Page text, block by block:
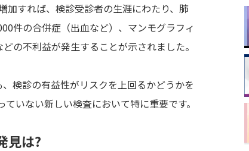
加すれば、検診受診者の生涯にわたり、肺
件の合併症（出血など）、マンモグラフィ
の不利益が発生することが示されました。
検診の有益性がリスクを上回るかどうかを
いない新しい検査において特に重要です。
見は?